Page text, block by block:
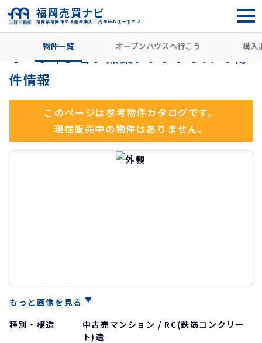
福岡県福岡市の不動産購入・売却はお任せ下さい！
福岡売買ナビ
住所から探す 福岡市東区 西鉄香椎駅
物件一覧 オープンハウスへ行こう 購入
オーヴィジョン照葉アクアテラス の物
件情報
このページは参考物件カタログです。
現在販売中の物件はありません。
もっと画像を見る
種別・構造
中古売マンション / RC(鉄筋コンクリー
ト)造